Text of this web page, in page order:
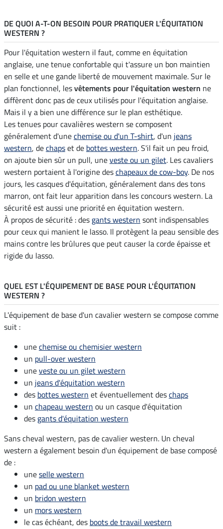
DE QUOI A-T-ON BESOIN POUR PRATIQUER L'ÉQUITATION
WESTERN ?
Pour l'équitation western il faut, comme en équitation
anglaise, une tenue confortable qui t'assure un bon maintien
en selle et une gande liberté de mouvement maximale. Sur le
plan fonctionnel, lesvêtements pour l'équitation western ne
diffèrent donc pas de ceux utilisés pour l'équitation anglaise.
Mais il y a bien une différence sur le plan esthétique.
Les tenues pour cavalières western se composent
généralement d'unechemise ou d'un T-shirt, d'un jeans
western, dechapset de bottes western. S'il fait un peu froid,
on ajoute bien sûr un pull, uneveste ou un gilet. Les cavaliers
western portaient à l'origine deschapeaux de cow-boy. De nos
jours, les casques d'équitation, généralement dans des tons
marron, ont fait leur apparition dans les concours western. La
sécurité est aussi une priorité en équitation western.
À propos de sécurité : des gants western sont indispensables
pour ceux qui manient le lasso. Il protègent la peau sensible des
mains contre les brûlures que peut causer la corde épaisse et
rigide du lasso.
QUEL EST L'ÉQUIPEMENT DE BASE POUR L'ÉQUITATION
WESTERN ?
L'équipement de base d'un cavalier western se compose comme
suit :
unechemise ou chemisier western
un pull-over western
uneveste ou un gilet western
un jeans d'équitation western
des bottes western et éventuellement deschaps
un chapeau western ou un casque d'équitation
des gants d'équitation western
Sans cheval western, pas de cavalier western. Un cheval
western a également besoin d'un équipement de base composé
de :
uneselle western
un pad ou une blanket western
un bridon western
un mors western
le cas échéant, des boots de travail western